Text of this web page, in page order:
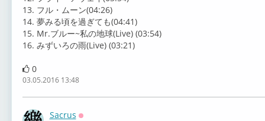
13. フル・ムーン(04:26)
14. 夢みる頃を過ぎても(04:41)
15. Mr.ブルー~私の地球(Live) (03:54)
16. みずいろの雨(Live) (03:21)
0
03.05.2016 13:48
Sacrus